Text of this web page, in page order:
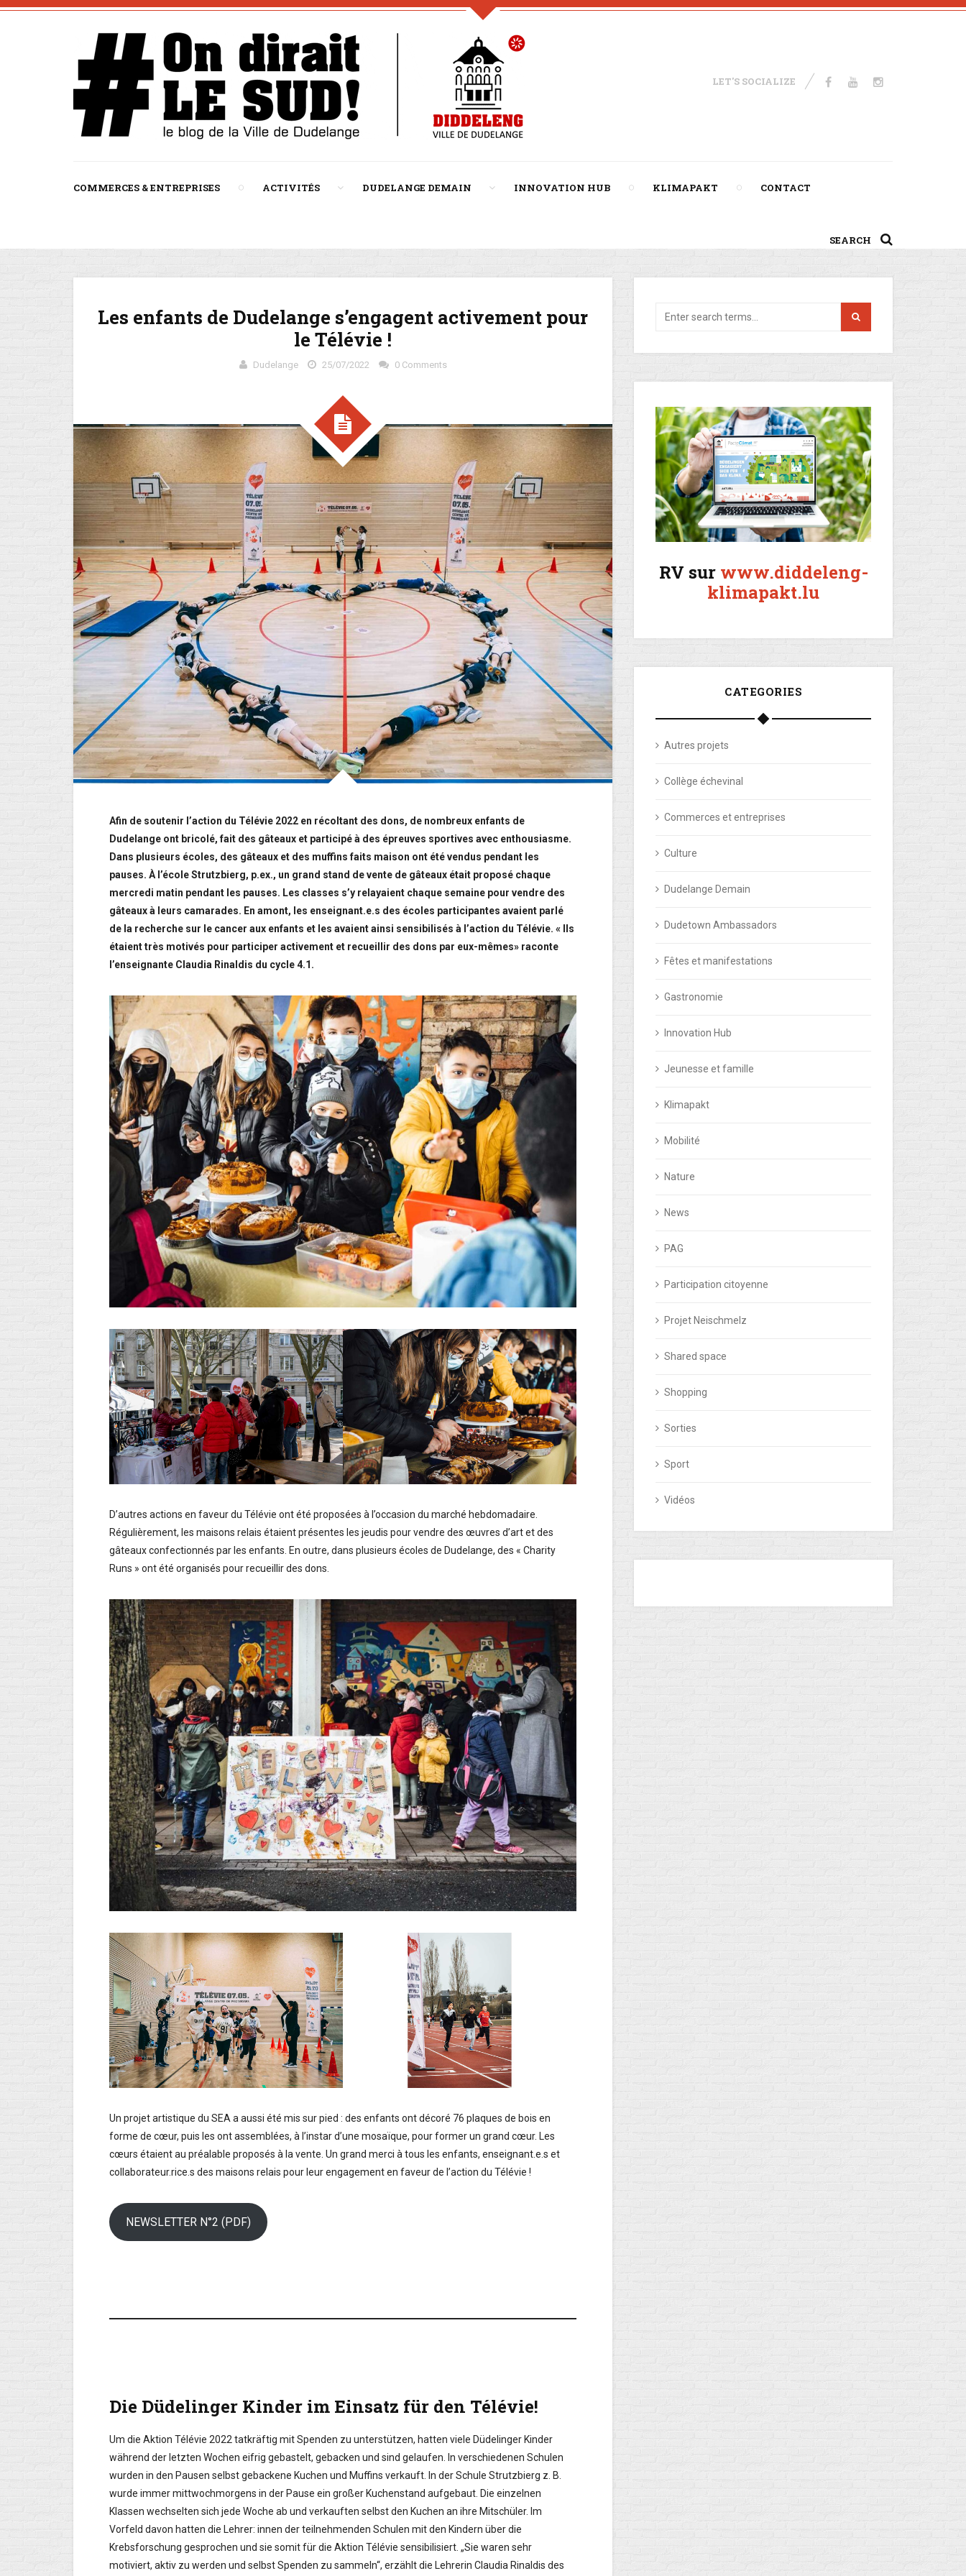
LET'S SOCIALIZE
COMMERCES & ENTREPRISES ACTIVITÉS DUDELANGE DEMAIN INNOVATION HUB KLIMAPAKT CONTACT
SEARCH
Les enfants de Dudelange s’engagent activement pour
le Télévie !
Dudelange 25/07/2022 0 Comments
Afin de soutenir l’action du Télévie 2022 en récoltant des dons, de nombreux enfants de
Dudelange ont bricolé, fait des gâteaux et participé à des épreuves sportives avec enthousiasme.
Dans plusieurs écoles, des gâteaux et des muffins faits maison ont été vendus pendant les
pauses. À l’école Strutzbierg, p.ex., un grand stand de vente de gâteaux était proposé chaque
mercredi matin pendant les pauses. Les classes s’y relayaient chaque semaine pour vendre des
gâteaux à leurs camarades. En amont, les enseignant.e.s des écoles participantes avaient parlé
de la recherche sur le cancer aux enfants et les avaient ainsi sensibilisés à l’action du Télévie. « Ils
étaient très motivés pour participer activement et recueillir des dons par eux-mêmes» raconte
l’enseignante Claudia Rinaldis du cycle 4.1.
D’autres actions en faveur du Télévie ont été proposées à l’occasion du marché hebdomadaire.
Régulièrement, les maisons relais étaient présentes les jeudis pour vendre des œuvres d’art et des
gâteaux confectionnés par les enfants. En outre, dans plusieurs écoles de Dudelange, des « Charity
Runs » ont été organisés pour recueillir des dons.
Un projet artistique du SEA a aussi été mis sur pied : des enfants ont décoré 76 plaques de bois en
forme de cœur, puis les ont assemblées, à l’instar d’une mosaïque, pour former un grand cœur. Les
cœurs étaient au préalable proposés à la vente. Un grand merci à tous les enfants, enseignant.e.s et
collaborateur.rice.s des maisons relais pour leur engagement en faveur de l’action du Télévie !
NEWSLETTER N°2 (PDF)
Die Düdelinger Kinder im Einsatz für den Télévie!
Um die Aktion Télévie 2022 tatkräftig mit Spenden zu unterstützen, hatten viele Düdelinger Kinder
während der letzten Wochen eifrig gebastelt, gebacken und sind gelaufen. In verschiedenen Schulen
wurden in den Pausen selbst gebackene Kuchen und Muffins verkauft. In der Schule Strutzbierg z. B.
wurde immer mittwochmorgens in der Pause ein großer Kuchenstand aufgebaut. Die einzelnen
Klassen wechselten sich jede Woche ab und verkauften selbst den Kuchen an ihre Mitschüler. Im
Vorfeld davon hatten die Lehrer: innen der teilnehmenden Schulen mit den Kindern über die
Krebsforschung gesprochen und sie somit für die Aktion Télévie sensibilisiert. „Sie waren sehr
motiviert, aktiv zu werden und selbst Spenden zu sammeln“, erzählt die Lehrerin Claudia Rinaldis des
RV sur www.diddeleng-
klimapakt.lu
CATEGORIES
Autres projets
Collège échevinal
Commerces et entreprises
Culture
Dudelange Demain
Dudetown Ambassadors
Fêtes et manifestations
Gastronomie
Innovation Hub
Jeunesse et famille
Klimapakt
Mobilité
Nature
News
PAG
Participation citoyenne
Projet Neischmelz
Shared space
Shopping
Sorties
Sport
Vidéos